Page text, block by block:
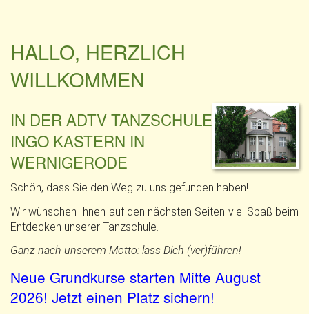
HALLO, HERZLICH
WILLKOMMEN
IN DER ADTV TANZSCHULE
INGO KASTERN IN
WERNIGERODE
Schön, dass Sie den Weg zu uns gefunden haben!
Wir wünschen Ihnen auf den nächsten Seiten viel Spaß beim
Entdecken unserer Tanzschule.
Ganz nach unserem Motto: lass Dich (ver)führen!
Neue Grundkurse starten Mitte August
2026! Jetzt einen Platz sichern!